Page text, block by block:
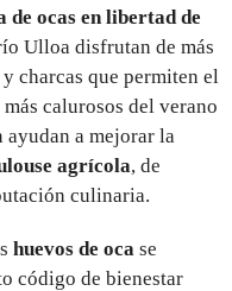
ocas en libertad de
Ulloa disfrutan de más
charcas que permiten el
calurosos del verano
ayudan a mejorar la
agrícola, de
culinaria.
huevos de oca se
código de bienestar